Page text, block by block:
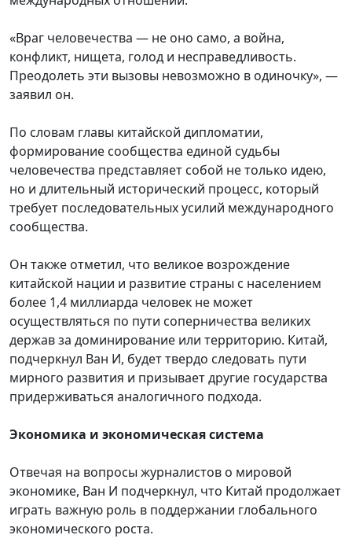
«Враг человечества — не оно само, а война,
конфликт, нищета, голод и несправедливость.
Преодолеть эти вызовы невозможно в одиночку», —
заявил он.
По словам главы китайской дипломатии,
формирование сообщества единой судьбы
человечества представляет собой не только идею,
но и длительный исторический процесс, который
требует последовательных усилий международного
сообщества.
Он также отметил, что великое возрождение
китайской нации и развитие страны с населением
более 1,4 миллиарда человек не может
осуществляться по пути соперничества великих
держав за доминирование или территорию. Китай,
подчеркнул Ван И, будет твердо следовать пути
мирного развития и призывает другие государства
придерживаться аналогичного подхода.
Экономика и экономическая система
Отвечая на вопросы журналистов о мировой
экономике, Ван И подчеркнул, что Китай продолжает
играть важную роль в поддержании глобального
экономического роста.